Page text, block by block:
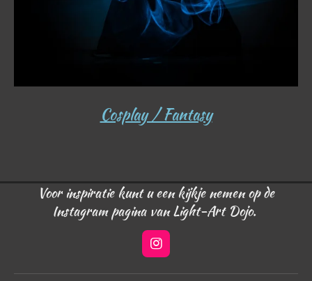
Cosplay / Fantasy
Voor inspiratie kunt u een kijkje nemen op de
Instagram pagina van Light-Art Dojo.
I
n
s